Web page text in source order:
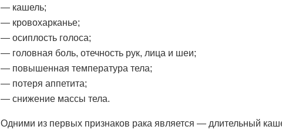
— кашель;
— кровохарканье;
— осиплость голоса;
— головная боль, отечность рук, лица и шеи;
— повышенная температура тела;
— потеря аппетита;
— снижение массы тела.
Одними из первых признаков рака является — длительный